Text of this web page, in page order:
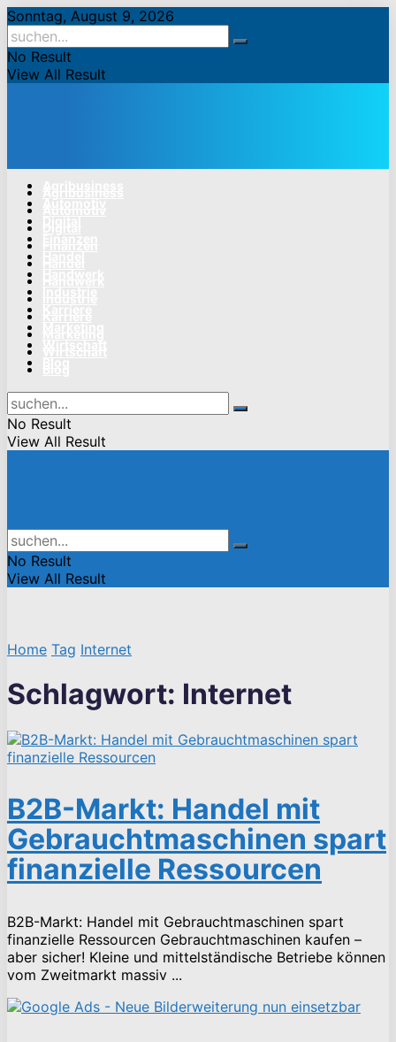
Sonntag, August 9, 2026
No Result
View All Result
No Result
View All Result
No Result
View All Result
Home Tag Internet
Schlagwort: Internet
B2B-Markt: Handel mit
Gebrauchtmaschinen spart
finanzielle Ressourcen
B2B-Markt: Handel mit Gebrauchtmaschinen spart
finanzielle Ressourcen Gebrauchtmaschinen kaufen –
aber sicher! Kleine und mittelständische Betriebe können
vom Zweitmarkt massiv ...